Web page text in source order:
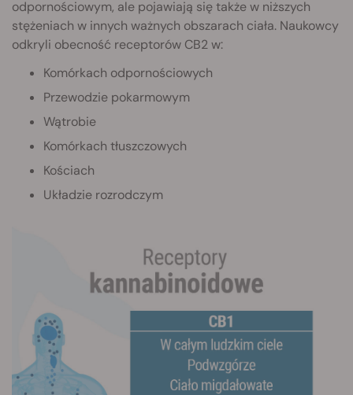
odpornościowym, ale pojawiają się także w niższych
stężeniach w innych ważnych obszarach ciała. Naukowcy
odkryli obecność receptorów CB2 w:
Komórkach odpornościowych
Przewodzie pokarmowym
Wątrobie
Komórkach tłuszczowych
Kościach
Układzie rozrodczym